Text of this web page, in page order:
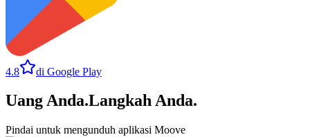
4.8 di Google Play
Uang Anda.Langkah Anda.
Pindai untuk mengunduh aplikasi Moove